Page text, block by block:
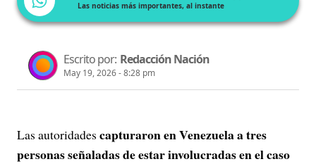
Las noticias más importantes, al instante
Escrito por: Redacción Nación
May 19, 2026 - 8:28 pm
Las autoridades capturaron en Venezuela a tres
personas señaladas de estar involucradas en el caso